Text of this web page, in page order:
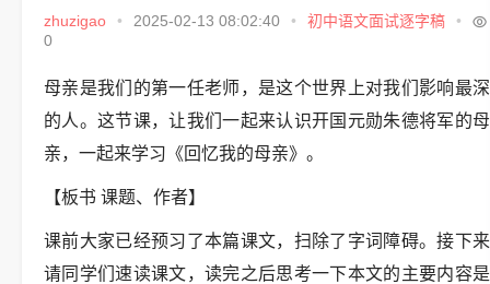
zhuzigao • 2025-02-13 08:02:40 • 初中语文面试逐字稿
•
0
母亲是我们的第一任老师，是这个世界上对我们影响最深
的人。这节课，让我们一起来认识开国元勋朱德将军的母
亲，一起来学习《回忆我的母亲》。
【板书 课题、作者】
课前大家已经预习了本篇课文，扫除了字词障碍。接下来
请同学们速读课文，读完之后思考一下本文的主要内容是